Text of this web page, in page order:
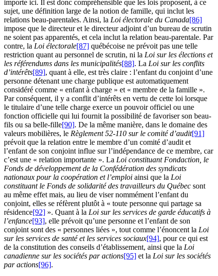
importe ici. Il est donc compréhensible que les lois proposent, à ce
sujet, une définition large de la notion de famille, qui inclut les
relations beau-parentales. Ainsi, la Loi électorale du Canada[86]
impose que le directeur et le directeur adjoint d’un bureau de scrutin
ne soient pas apparentés, et cela inclut la relation beau-parentale. Par
contre, la Loi électorale[87] québécoise ne prévoit pas une telle
restriction quant au personnel de scrutin, ni la Loi sur les élections et
les référendums dans les municipalités[88]. La Loi sur les conflits
d’intérêts[89], quant à elle, est très claire : l’enfant du conjoint d’une
personne détenant une charge publique est automatiquement
considéré comme « enfant à charge » et « membre de la famille ».
Par conséquent, il y a conflit d’intérêts en vertu de cette loi lorsque
le titulaire d’une telle charge exerce un pouvoir officiel ou une
fonction officielle qui lui fournit la possibilité de favoriser son beau-
fils ou sa belle-fille[90]. De la même manière, dans le domaine des
valeurs mobilières, le Règlement 52-110 sur le comité d’audit[91]
prévoit que la relation entre le membre d’un comité d’audit et
l’enfant de son conjoint influe sur l’indépendance de ce membre, car
c’est une « relation importante ». La Loi constituant Fondaction, le
Fonds de développement de la Confédération des syndicats
nationaux pour la coopération et l’emploi ainsi que la Loi
constituant le Fonds de solidarité des travailleurs du Québec sont
au même effet mais, au lieu de viser nommément l’enfant du
conjoint, elles se réfèrent plutôt à « toute personne qui partage sa
résidence[92] ». Quant à la Loi sur les services de garde éducatifs à
l’enfance[93], elle prévoit qu’une personne et l’enfant de son
conjoint sont des « personnes liées », tout comme l’énoncent la Loi
sur les services de santé et les services sociaux[94], pour ce qui est
de la constitution des conseils d’établissement, ainsi que la Loi
canadienne sur les sociétés par actions[95] et la Loi sur les sociétés
par actions[96].